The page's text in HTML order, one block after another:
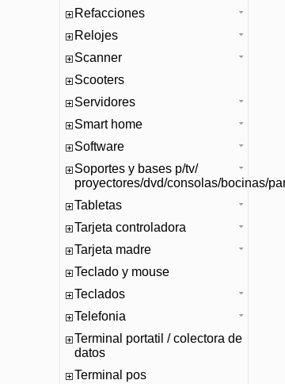
Refacciones
Relojes
Scanner
Scooters
Servidores
Smart home
Software
Soportes y bases p/tv/
proyectores/dvd/consolas/bocinas/
Tabletas
Tarjeta controladora
Tarjeta madre
Teclado y mouse
Teclados
Telefonia
Terminal portatil / colectora de
datos
Terminal pos